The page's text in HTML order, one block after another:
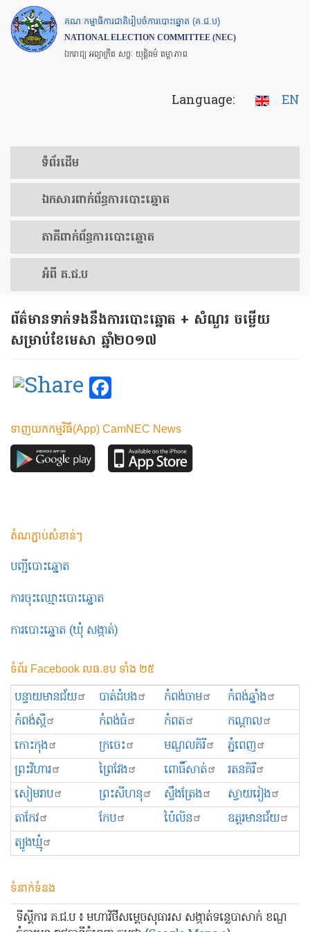
Skip
to
main
គណៈកម្មាធិការជាតិរៀបចំការបោះឆ្នោត (គ.ជ.ប)
NATIONAL ELECTION COMMITTEE (NEC)
ឯករាជ្យ អព្យាក្រឹត សច្ចៈ យុត្តិធម៌ តម្លាភាព
Language: EN
ទំព័រ​ដើម
ឯកសារ​ពាក់ព័ន្ធ​ការ​បោះឆ្នោត
​ភាគីពាក់ព័ន្ធ​​ការ​បោះឆ្នោត
អំពី គ.ជ.ប
ព័ត៌មានទាក់ទងនឹងការបោះឆ្នោត + សំណួរ ចម្លើយ
សម្រាប់​ខែមេសា ឆ្នាំ២០១៧
ទាញយកកម្មវិធី(App) CamNEC News
តំណភ្ជាប់សំខាន់ៗ
បញ្ជីបោះឆ្នោត
ការចុះឈ្មោះបោះឆ្នោត
ការបោះឆ្នោត (ឃុំ សង្កាត់)
ទំព័រ Facebook លធ.ខប ទាំង ២៥
បន្ទាយមានជ័យ បាត់ដំបង កំពង់ចាម
កំពង់ឆ្នាំង
កំពង់ស្ពឺ
កំពង់ធំ កំពត
កណ្ដាល
កោះកុង
ក្រចេះ មណ្ឌលគិរី
ភ្នំពេញ
ព្រះ​វិហារ
ព្រៃវែង ពោធិ៍សាត់
រតនគិរី
សៀមរាប
ព្រះសីហនុ ស្ទឹងត្រែង
ស្វាយរៀង
តាកែវ
កែប ប៉ៃលិន
ឧត្ដរមានជ័យ
ត្បូងឃ្មុំ
ទំនាក់ទំនង
ទីស្ដីការ គ.ជ.ប ៖ មហាវិថីសម្ដេចសុធារស សង្កាត់ទន្លេបាសាក់ ខណ្ឌ